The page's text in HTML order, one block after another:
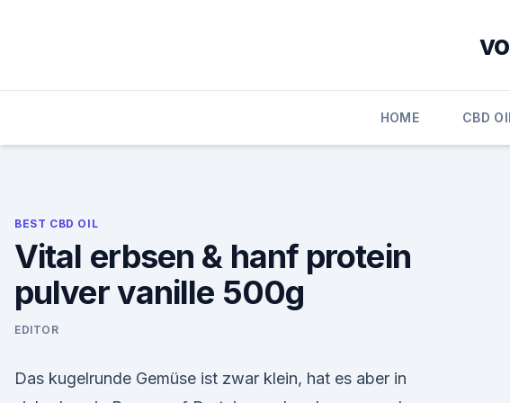
HOME CBD
BEST CBD OIL
Vital erbsen & hanf protein
pulver vanille 500g
EDITOR
Das kugelrunde Gemüse ist zwar klein, hat es aber in